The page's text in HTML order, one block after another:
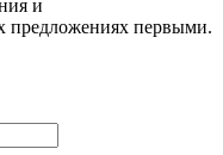
и
предложениях первыми.